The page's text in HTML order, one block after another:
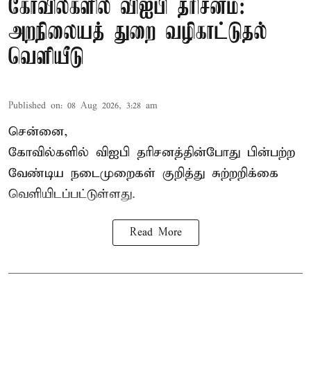
கோவில்களில் விஐபி தரிசனம்:
அறநிலையத் துறை வழிகாட்டுதல்
வெளியீடு
Published on: 08 Aug 2026, 3:28 am
சென்னை,
கோவில்களில் விஐபி தரிசனத்தின்போது பின்பற்ற
வேண்டிய நடைமுறைகள் குறித்து சுற்றறிக்கை
வெளியிடப்பட்டுள்ளது.
Read More